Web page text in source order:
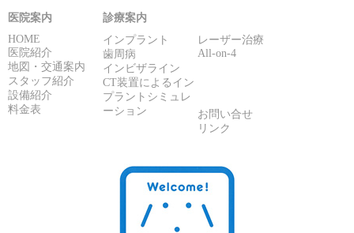
医院案内
HOME
医院紹介
地図・交通案内
スタッフ紹介
設備紹介
料金表
診療案内
インプラント
歯周病
インビザライン
CT装置によるイン
プラントシミュレ
ーション
レーザー治療
All-on-4
お問い合せ
リンク